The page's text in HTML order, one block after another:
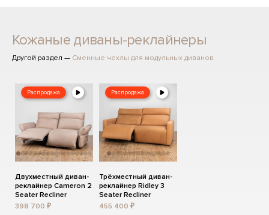
Кожаные диваны-реклайнеры
Другой раздел — Сменные чехлы для модульных диванов
Распродажа
Двухместный диван-
реклайнер Cameron 2
Seater Recliner
398 700 ₽
Распродажа
Трёхместный диван-
реклайнер Ridley 3
Seater Recliner
455 400 ₽